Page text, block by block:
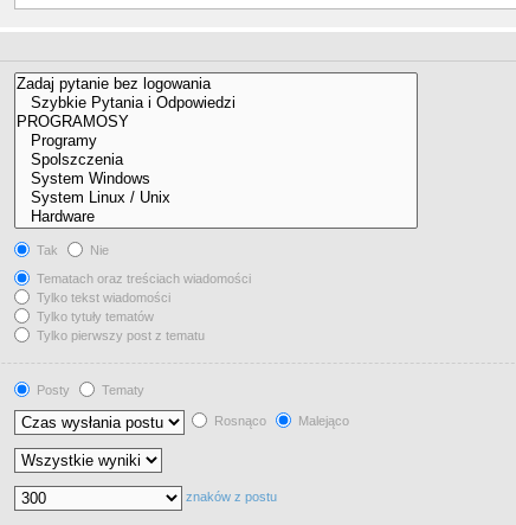
Tak
Nie
Tematach oraz treściach wiadomości
Tylko tekst wiadomości
Tylko tytuły tematów
Tylko pierwszy post z tematu
Posty
Tematy
Rosnąco Malejąco
znaków z postu